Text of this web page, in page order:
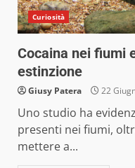
Curiosità
Cocaina nei fiumi
estinzione
Giusy Patera 22
Uno studio ha
presenti nei fiumi,
mettere a...